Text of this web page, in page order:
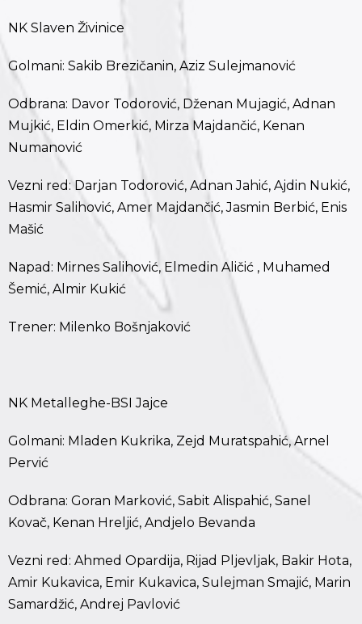
NK Slaven Živinice
Golmani: Sakib Brezičanin, Aziz Sulejmanović
Odbrana: Davor Todorović, Dženan Mujagić, Adnan
Mujkić, Eldin Omerkić, Mirza Majdančić, Kenan
Numanović
Vezni red: Darjan Todorović, Adnan Jahić, Ajdin Nukić,
Hasmir Salihović, Amer Majdančić, Jasmin Berbić, Enis
Mašić
Napad: Mirnes Salihović, Elmedin Aličić , Muhamed
Šemić, Almir Kukić
Trener: Milenko Bošnjaković
NK Metalleghe-BSI Jajce
Golmani: Mladen Kukrika, Zejd Muratspahić, Arnel
Pervić
Odbrana: Goran Marković, Sabit Alispahić, Sanel
Kovač, Kenan Hreljić, Andjelo Bevanda
Vezni red: Ahmed Opardija, Rijad Pljevljak, Bakir Hota,
Amir Kukavica, Emir Kukavica, Sulejman Smajić, Marin
Samardžić, Andrej Pavlović